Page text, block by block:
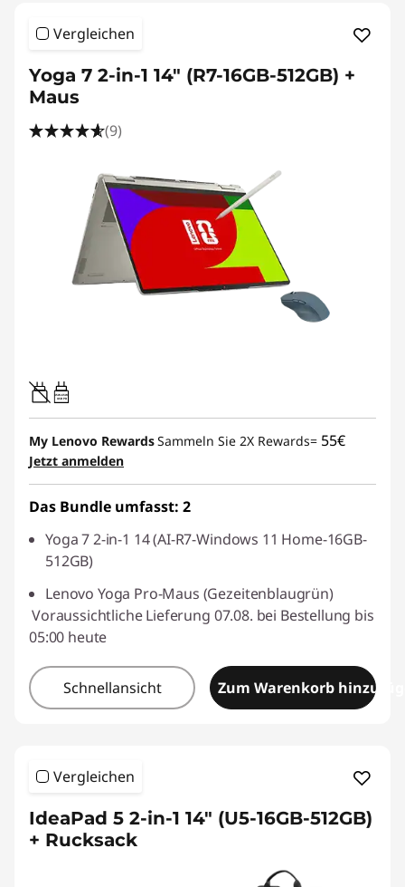
Vergleichen
Yoga 7 2-in-1 14" (R7-16GB-512GB) +
Maus
(9)
45W-65W
USB PD
My Lenovo RewardsSammeln Sie 2X Rewards= 55€
Jetzt anmelden
Das Bundle umfasst: 2
Yoga 7 2-in-1 14 (AI-R7-Windows 11 Home-16GB-
512GB)
Lenovo Yoga Pro-Maus (Gezeitenblaugrün)
Voraussichtliche Lieferung 07.08. bei Bestellung bis
05:00 heute
Schnellansicht Zum Warenkorb
Vergleichen
IdeaPad 5 2-in-1 14" (U5-16GB-512GB)
+ Rucksack